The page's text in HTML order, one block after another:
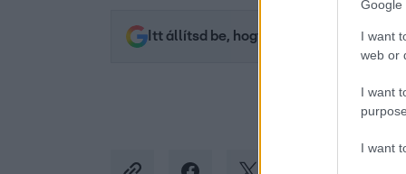
Google
I want
web or
I want
I want
Itt állítsd be, hogy az RTL.hu az elsők